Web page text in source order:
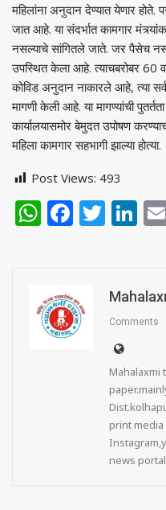
महिलांना अनुदान देण्यात येणार
जात आहे. या संदर्भात कामगार
नसल्याचे सांगितले जाते. जर पैसेच
उपस्थित केला आहे. त्याचबरोबर 60
कोविड अनुदान नाकारले आहे, त्या
मागणी केली आहे. या मागण्यांची
कार्यालयासमोर बेमुदत उपोषण
महिला कामगार सहभागी झाल्या होत्या.
Post Views: 493
WhatsApp
Comments
Mahalaxmi
print
news